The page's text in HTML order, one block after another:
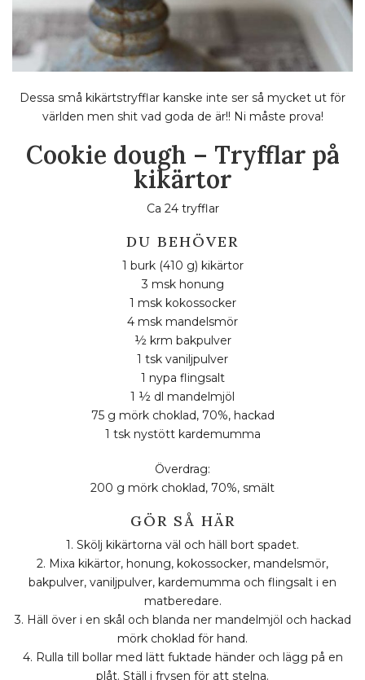
Dessa små kikärtstryfflar kanske inte ser så mycket ut för
världen men shit vad goda de är!! Ni måste prova!
Cookie dough – Tryfflar på
kikärtor
Ca 24 tryfflar
DU BEHÖVER
1 burk (410 g) kikärtor
3 msk honung
1 msk kokossocker
4 msk mandelsmör
½ krm bakpulver
1 tsk vaniljpulver
1 nypa flingsalt
1 ½ dl mandelmjöl
75 g mörk choklad, 70%, hackad
1 tsk nystött kardemumma
Överdrag:
200 g mörk choklad, 70%, smält
GÖR SÅ HÄR
1. Skölj kikärtorna väl och häll bort spadet.
2. Mixa kikärtor, honung, kokossocker, mandelsmör,
bakpulver, vaniljpulver, kardemumma och flingsalt i en
matberedare.
3. Häll över i en skål och blanda ner mandelmjöl och hackad
mörk choklad för hand.
4. Rulla till bollar med lätt fuktade händer och lägg på en
plåt. Ställ i frysen för att stelna.